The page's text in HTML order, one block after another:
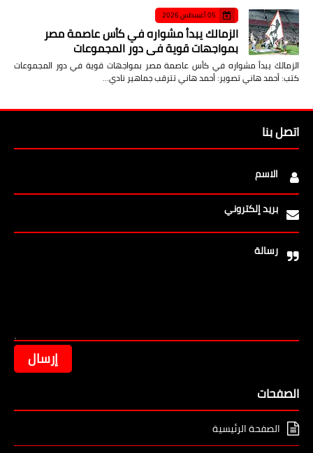
05 أغسطس 2026
الزمالك يبدأ مشواره في كأس عاصمة مصر
بمواجهات قوية في دور المجموعات
الزمالك يبدأ مشواره في كأس عاصمة مصر بمواجهات قوية في دور المجموعات
كتب: أحمد هاني تصوير: أحمد هاني تترقب جماهير نادي…
اتصل بنا
الاسم
بريد إلكتروني
رسالة
الصفحات
الصفحة الرئيسية